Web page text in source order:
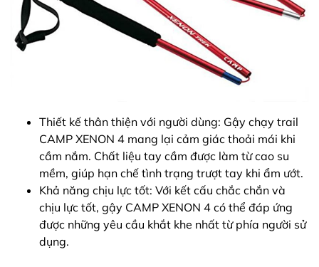
Thiết kế thân thiện với người dùng: Gậy chạy trail
CAMP XENON 4 mang lại cảm giác thoải mái khi
cầm nắm. Chất liệu tay cầm được làm từ cao su
mềm, giúp hạn chế tình trạng trượt tay khi ẩm ướt.
Khả năng chịu lực tốt: Với kết cấu chắc chắn và
chịu lực tốt, gậy CAMP XENON 4 có thể đáp ứng
được những yêu cầu khắt khe nhất từ phía người sử
dụng.